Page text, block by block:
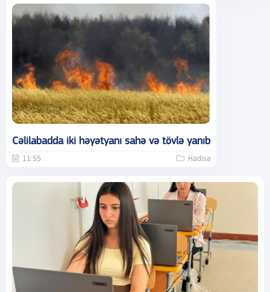
Cəlilabadda iki həyətyanı sahə və tövlə yanıb
11:55 Hadisə